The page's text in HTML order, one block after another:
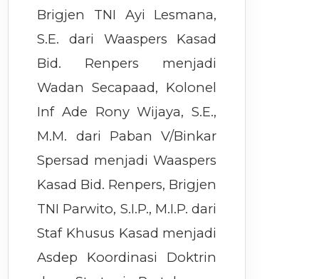
Brigjen TNI Ayi Lesmana,
S.E. dari Waaspers Kasad
Bid. Renpers menjadi
Wadan Secapaad, Kolonel
Inf Ade Rony Wijaya, S.E.,
M.M. dari Paban V/Binkar
Spersad menjadi Waaspers
Kasad Bid. Renpers, Brigjen
TNI Parwito, S.I.P., M.I.P. dari
Staf Khusus Kasad menjadi
Asdep Koordinasi Doktrin